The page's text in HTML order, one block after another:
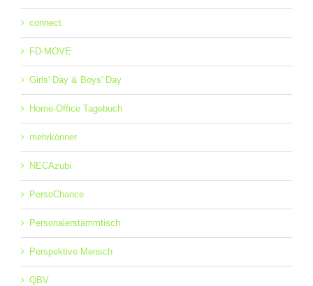
connect
FD-MOVE
Girls' Day & Boys' Day
Home-Office Tagebuch
mehrkönner
NECAzubi
PersoChance
Personalerstammtisch
Perspektive Mensch
QBV